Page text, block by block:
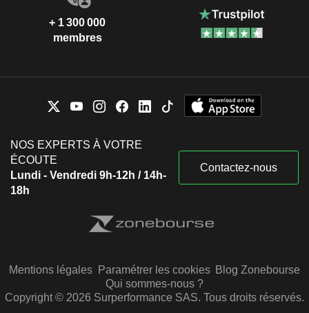
+ 1 300 000
membres
NOS EXPERTS À VOTRE
ÉCOUTE
Lundi - Vendredi 9h-12h / 14h-
18h
Contactez-nous
Mentions légales Paramétrer les cookies Blog Zonebourse
Qui sommes-nous ?
Copyright © 2026 Surperformance SAS. Tous droits réservés.